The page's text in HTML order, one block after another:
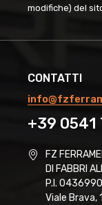
modifiche) del
CONTATTI
+39 0541
FZ
DI FABBRI
P.I.
Viale Brava,